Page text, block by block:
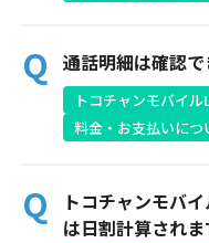
通話明細は確認で
トコチャンモバイ
料金・お支払いにつ
トコチャンモバ
は日割計算されま